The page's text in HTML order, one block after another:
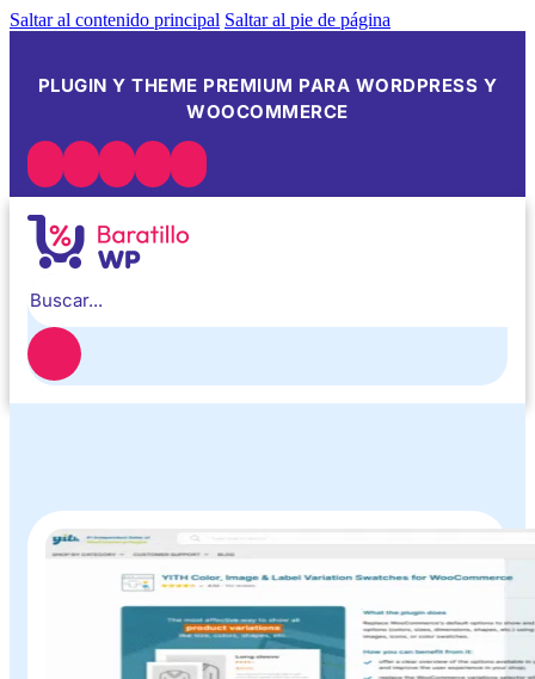
Saltar al contenido principal Saltar al pie de página
PLUGIN Y THEME PREMIUM PARA WORDPRESS Y
WOOCOMMERCE